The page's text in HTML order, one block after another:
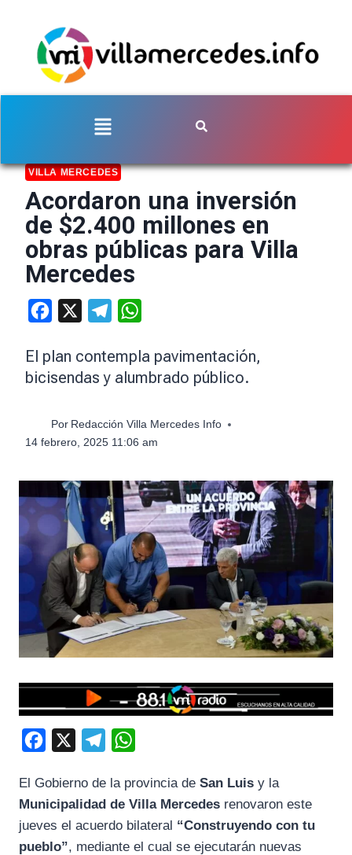
VILLA MERCEDES
Acordaron una inversión
de $2.400 millones en
obras públicas para Villa
Mercedes
Facebook Telegram
El plan contempla pavimentación,
bicisendas y alumbrado público.
Por Redacción Villa Mercedes Info
14 febrero, 2025 11:06 am
c
e
b
l
e
g
a
t
s
El Gobierno de la provincia de San Luis y la
Municipalidad de Villa Mercedes renovaron este
jueves el acuerdo bilateral “Construyendo con tu
pueblo”, mediante el cual se ejecutarán nuevas